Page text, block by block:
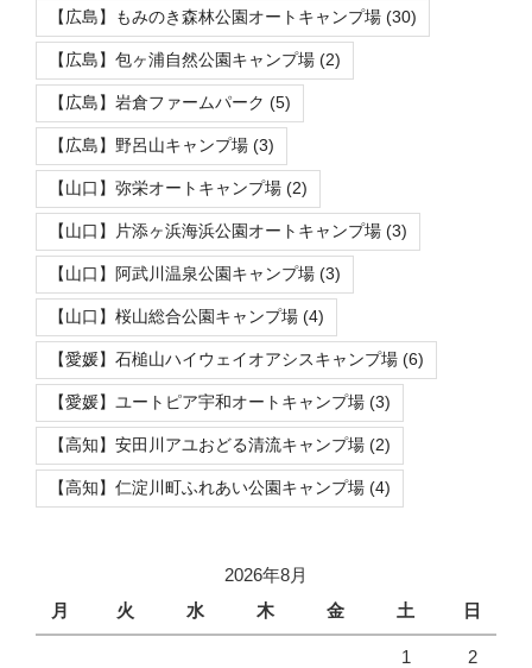
【広島】もみのき森林公園オートキャンプ場 (30)
【広島】包ヶ浦自然公園キャンプ場 (2)
【広島】岩倉ファームパーク (5)
【広島】野呂山キャンプ場 (3)
【山口】弥栄オートキャンプ場 (2)
【山口】片添ヶ浜海浜公園オートキャンプ場 (3)
【山口】阿武川温泉公園キャンプ場 (3)
【山口】桜山総合公園キャンプ場 (4)
【愛媛】石槌山ハイウェイオアシスキャンプ場 (6)
【愛媛】ユートピア宇和オートキャンプ場 (3)
【高知】安田川アユおどる清流キャンプ場 (2)
【高知】仁淀川町ふれあい公園キャンプ場 (4)
2026年8月
月
火 水 木 金 土 日
1 2